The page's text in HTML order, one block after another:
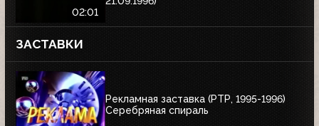
02:01
ЗАСТАВКИ
Рекламная заставка (РТР, 1995-1996)
Серебряная спираль